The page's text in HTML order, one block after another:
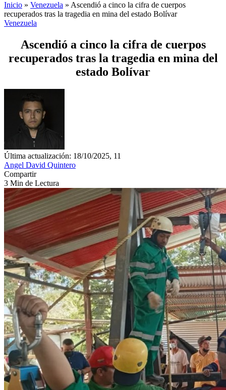
Inicio » Venezuela » Ascendió a cinco la cifra de cuerpos
recuperados tras la tragedia en mina del estado Bolívar
Venezuela
Ascendió a cinco la cifra de cuerpos
recuperados tras la tragedia en mina del
estado Bolívar
Última actualización: 18/10/2025, 11
Angel David Quintero
Compartir
3 Min de Lectura